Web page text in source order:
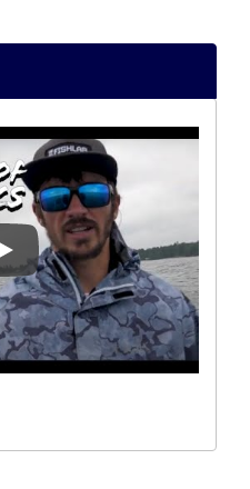
[HORGÁSZATI TIPPEK] AZ